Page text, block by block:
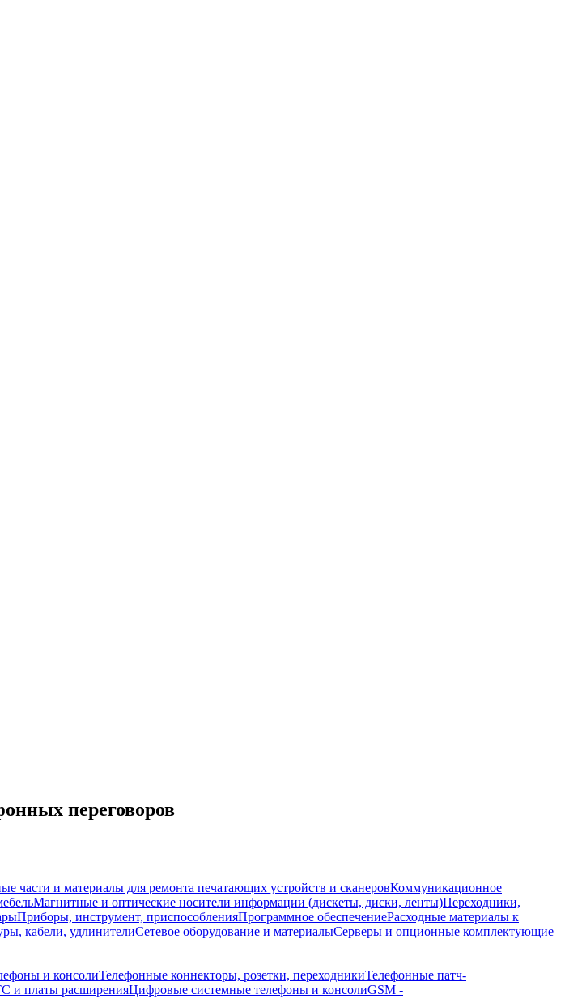
переговоров
части и материалы для ремонта печатающих устройств и сканеровКоммуникационное
Магнитные и оптические носители информации (дискеты, диски, ленты)Переходники,
Приборы, инструмент, приспособленияПрограммное обеспечениеРасходные материалы к
кабели, удлинителиСетевое оборудование и материалыСерверы и опционные комплектующие
и консолиТелефонные коннекторы, розетки, переходникиТелефонные патч-
и платы расширенияЦифровые системные телефоны и консолиGSM -